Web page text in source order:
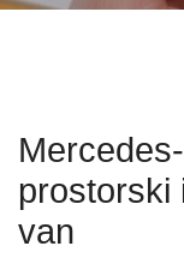
Kabrioleti in
Eko vozila
Vozila na
Kompaktni
Servis vozil Jeep
Zamenjava
registrska)
Prometno
prostorski
van